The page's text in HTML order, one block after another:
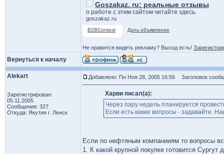
Goszakaz. ru: реальные отзывы
о работе с этим сайтом читайте здесь.
goszakaz.ru
B2BContext Дать объявление
Не нравится видеть рекламу? Выход есть!
Вернуться к началу
Alekart
Зарегистрирован:
05.11.2005
Сообщения: 327
Откуда: Якутия г. Ленск
Добавлено: Пн Ноя 28, 2005 16:56 Заголовок
Харви писал(а):
Через пару недель планируется
Если есть какие вопросы - задавайте.
Если по нефтяным компанииям то вопросы
1. К какой крупной покупке готовится Сургут